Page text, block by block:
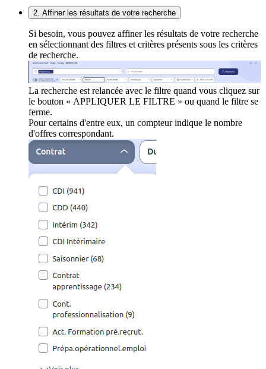
2. Affiner les résultats de votre recherche
Si besoin, vous pouvez affiner les résultats de votre recherche
en sélectionnant des filtres et critères présents sous les critères
de recherche.
La recherche est relancée avec le filtre quand vous cliquez sur
le bouton « APPLIQUER LE FILTRE » ou quand le filtre se
ferme.
Pour certains d'entre eux, un compteur indique le nombre
d'offres correspondant.